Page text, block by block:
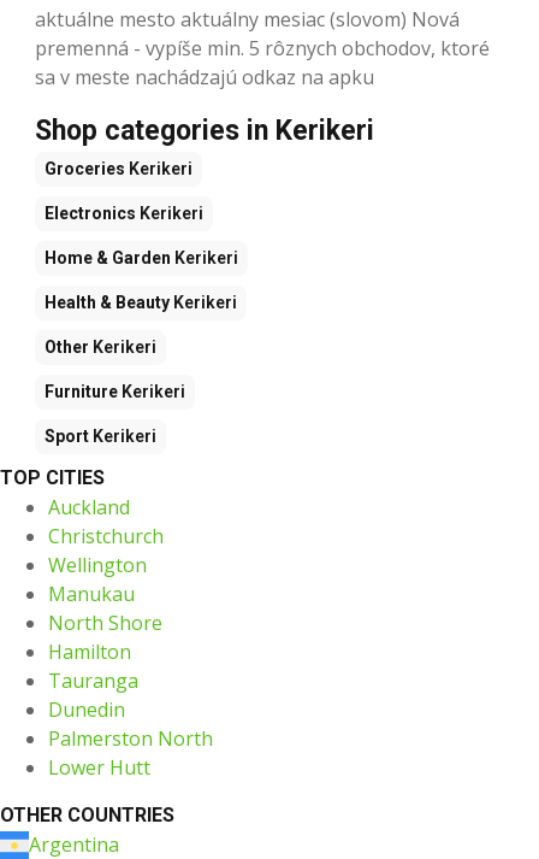
aktuálne mesto aktuálny mesiac (slovom) Nová
premenná - vypíše min. 5 rôznych obchodov, ktoré
sa v meste nachádzajú odkaz na apku
Shop categories in Kerikeri
Groceries Kerikeri
Electronics Kerikeri
Home & Garden Kerikeri
Health & Beauty Kerikeri
Other Kerikeri
Furniture Kerikeri
Sport Kerikeri
TOP CITIES
Auckland
Christchurch
Wellington
Manukau
North Shore
Hamilton
Tauranga
Dunedin
Palmerston North
Lower Hutt
OTHER COUNTRIES
Argentina